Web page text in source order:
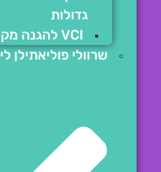
גדולות
VCI להגנה מקורוזיה
שרוולי פוליאתילן